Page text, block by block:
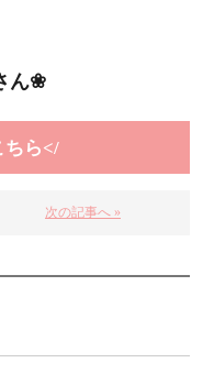
ん❀
ちら</
次の記事へ »